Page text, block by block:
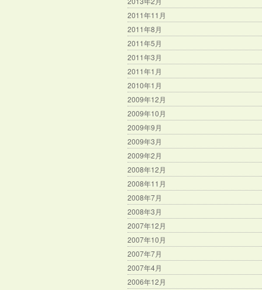
2011年11月
2011年8月
2011年5月
2011年3月
2011年1月
2010年1月
2009年12月
2009年10月
2009年9月
2009年3月
2009年2月
2008年12月
2008年11月
2008年7月
2008年3月
2007年12月
2007年10月
2007年7月
2007年4月
2006年12月